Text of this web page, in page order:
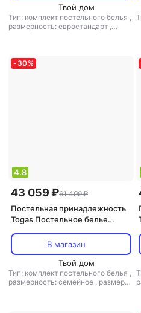
Твой дом
Тип: комплект постельного белья ,
размерность: евростандарт ,
- 30%
4.8
43 059 ₽61 499 ₽
Постельная принадлежность
Togas Постельное белье
1006.00488В магазин
Твой дом
Тип: комплект постельного белья ,
размерность: семейное , размер